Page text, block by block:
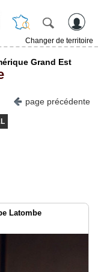
Changer de territoire
Grand Est
page précédente
Latombe